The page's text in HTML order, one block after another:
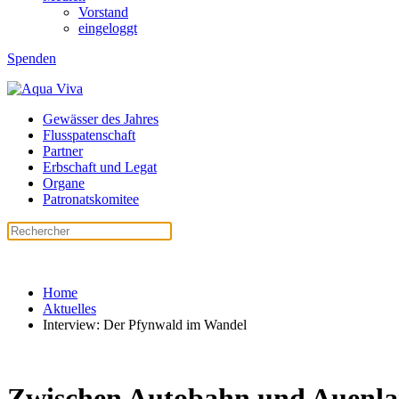
Vorstand
eingeloggt
Spenden
Gewässer des Jahres
Flusspatenschaft
Partner
Erbschaft und Legat
Organe
Patronatskomitee
Home
Aktuelles
Interview: Der Pfynwald im Wandel